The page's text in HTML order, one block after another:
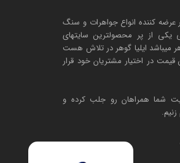
عرضه کننده انواع جواهرات و سنگ
یکی از پر محصولترین سایتهای
میباشد ایلیا گوهر در تلاش هست
قیمت در اختیار مشتریان خود قرار
شما همراهان رو جلب کرده و